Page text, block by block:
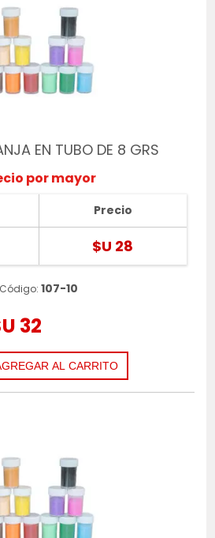
EN TUBO DE 8 GRS
por mayor
Precio
$U 28
Código: 107-10
32